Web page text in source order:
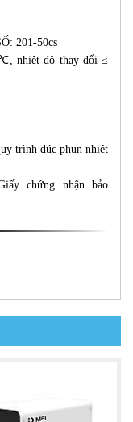
201-50cs
nhiệt độ thay đổi ≤
trình đúc phun nhiệt
chứng nhận bảo